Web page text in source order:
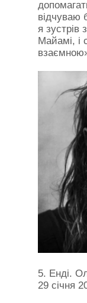
відчуваю
я зустрів
Майамі, і
5. Енді.
29 січня